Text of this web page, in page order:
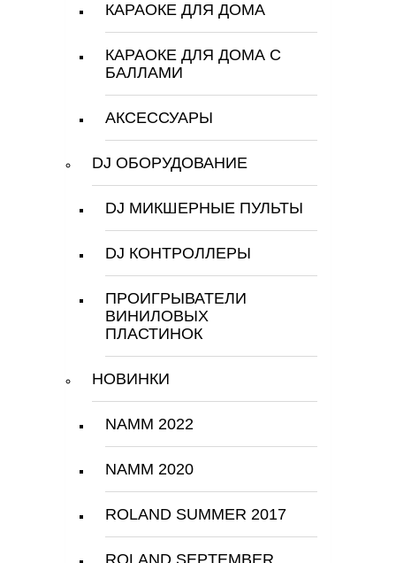
КАРАОКЕ ДЛЯ ДОМА
КАРАОКЕ ДЛЯ ДОМА С
БАЛЛАМИ
АКСЕССУАРЫ
DJ ОБОРУДОВАНИЕ
DJ МИКШЕРНЫЕ ПУЛЬТЫ
DJ КОНТРОЛЛЕРЫ
ПРОИГРЫВАТЕЛИ
ВИНИЛОВЫХ
ПЛАСТИНОК
НОВИНКИ
NAMM 2022
NAMM 2020
ROLAND SUMMER 2017
ROLAND SEPTEMBER